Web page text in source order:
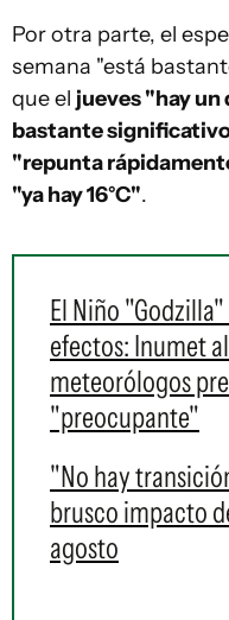
Por otra parte, el
semana "está
que el jueves "hay
bastante
"repunta
"ya hay 16°C".
El Niño
efectos: Inumet
meteorólogos
"preocupante"
"No hay
brusco impacto
agosto